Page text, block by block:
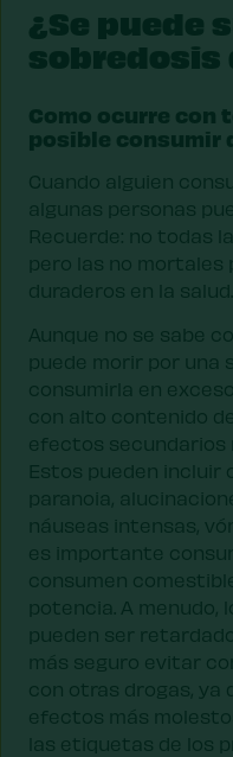
¿Se puede
sobredosis
Como ocurre con
posible consumir
Cuando alguien
algunas personas
Recuerde: no todas
pero las no
duraderos en la salud.
Aunque no se sabe
puede morir por una
consumirla en
con alto contenido
efectos secundarios
Estos pueden incluir
paranoia,
náuseas intensas,
es importante
consumen
potencia. A menudo,
pueden ser
más seguro evitar
con otras drogas, ya
efectos más
las etiquetas de los